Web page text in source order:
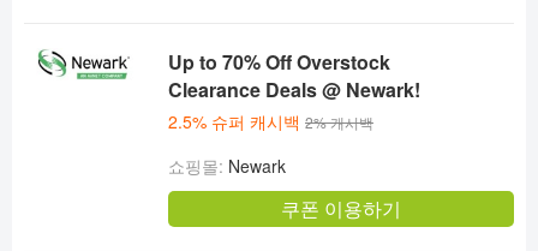
Up to 70% Off Overstock
Clearance Deals @ Newark!
2.5% 슈퍼 캐시백 2% 캐시백
쇼핑몰: Newark
쿠폰 이용하기